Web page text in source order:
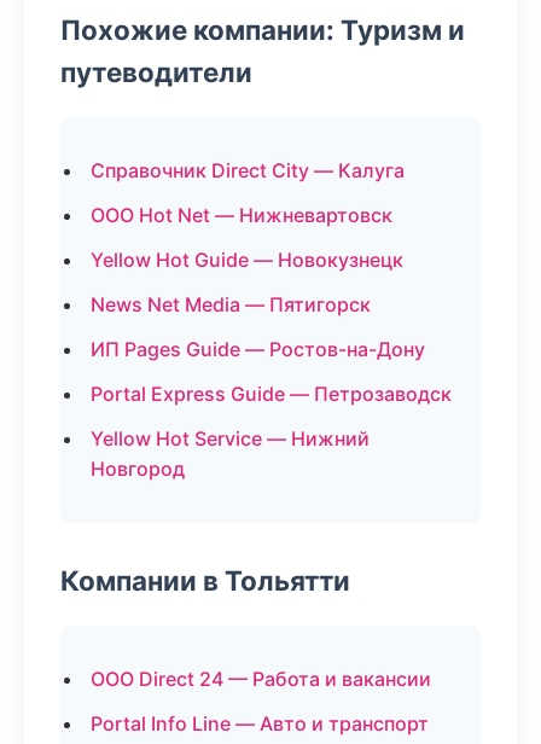
Похожие компании: Туризм и
путеводители
Справочник Direct City — Калуга
ООО Hot Net — Нижневартовск
Yellow Hot Guide — Новокузнецк
News Net Media — Пятигорск
ИП Pages Guide — Ростов-на-Дону
Portal Express Guide — Петрозаводск
Yellow Hot Service — Нижний
Новгород
Компании в Тольятти
ООО Direct 24 — Работа и вакансии
Portal Info Line — Авто и транспорт